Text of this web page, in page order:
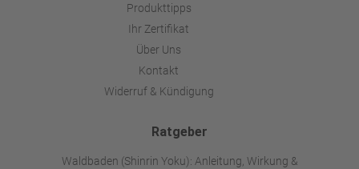
Produkttipps
Ihr Zertifikat
Über Uns
Kontakt
Widerruf & Kündigung
Ratgeber
Waldbaden (Shinrin Yoku): Anleitung, Wirkung &